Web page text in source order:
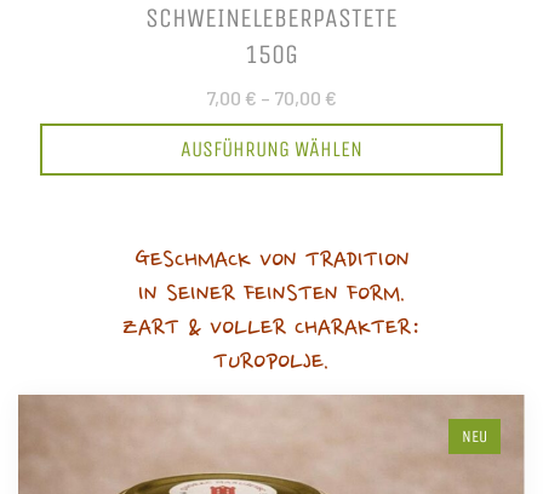
SCHWEINELEBERPASTETE
150G
7,00 € – 70,00 €
AUSFÜHRUNG WÄHLEN
GESCHMACK VON TRADITION
IN SEINER FEINSTEN FORM.
ZART & VOLLER CHARAKTER:
TUROPOLJE.
NEU